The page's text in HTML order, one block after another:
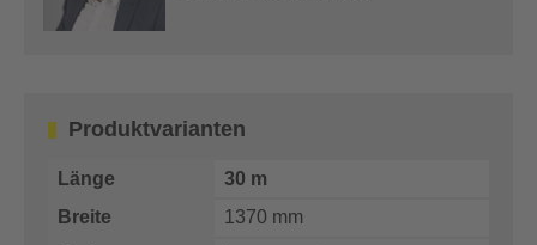
Produktvarianten
30 m
1370 mm